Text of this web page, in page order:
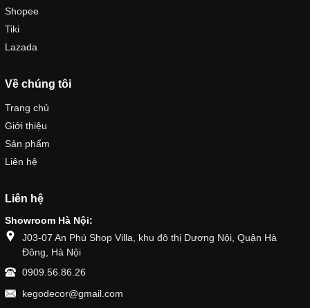
Shopee
Tiki
Lazada
Về chúng tôi
Trang chủ
Giới thiệu
Sản phẩm
Liên hệ
Liên hệ
Showroom Hà Nội:
J03-07 An Phú Shop Villa, khu đô thị Dương Nội, Quận Hà
Đông, Hà Nội
0909.56.86.26
kegodecor@gmail.com